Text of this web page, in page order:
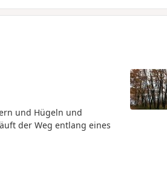
und Hügeln und
der Weg entlang eines